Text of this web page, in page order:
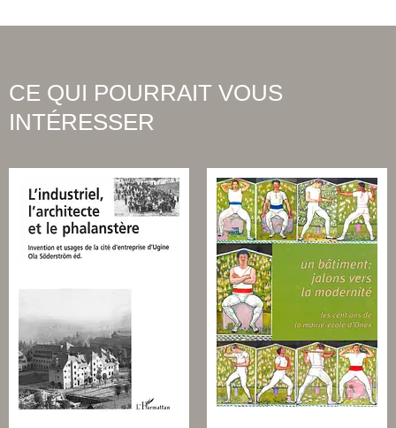
CE QUI POURRAIT VOUS
INTÉRESSER